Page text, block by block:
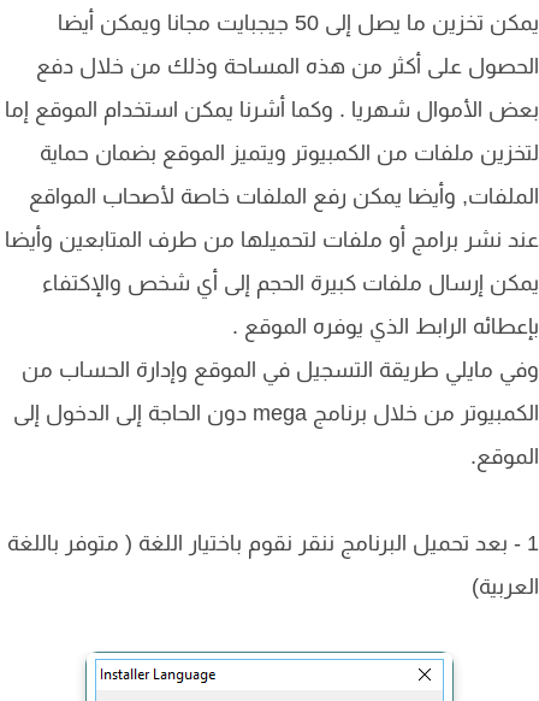
يمكن تخزين ما يصل إلى 50 جيجبايت مجانا ويمكن أيضا
على أكثر من هذه المساحة وذلك من خلال دفع
الأموال شهريا . وكما أشرنا يمكن استخدام الموقع إما
ملفات من الكمبيوتر ويتميز الموقع بضمان حماية
وأيضا يمكن رفع الملفات خاصة لأصحاب المواقع
نشر برامج أو ملفات لتحميلها من طرف المتابعين وأيضا
إرسال ملفات كبيرة الحجم إلى أي شخص والإكتفاء
الرابط الذي يوفره الموقع .
مايلي طريقة التسجيل في الموقع وإدارة الحساب من
الكمبيوتر من خلال برنامج mega دون الحاجة إلى الدخول إلى
- بعد تحميل البرنامج ننقر نقوم باختيار اللغة ( متوفر باللغة